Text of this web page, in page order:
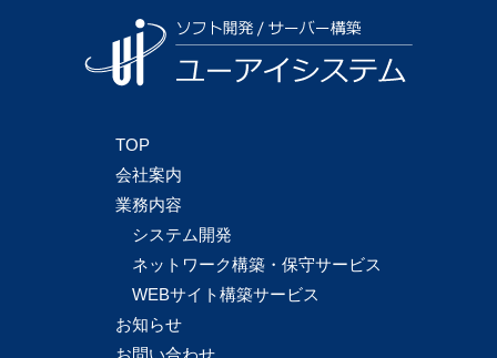
TOP
会社案内
業務内容
システム開発
ネットワーク構築・保守サービス
WEBサイト構築サービス
お知らせ
お問い合わせ